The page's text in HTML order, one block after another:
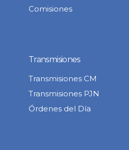
Comisiones
Transmisiones
Transmisiones CM
Transmisiones PJN
Órdenes del Día